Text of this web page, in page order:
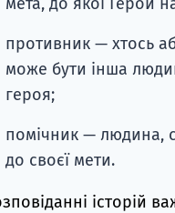
противник — хтось
може бути інша
героя;
помічник — людина,
до своєї мети.
історій